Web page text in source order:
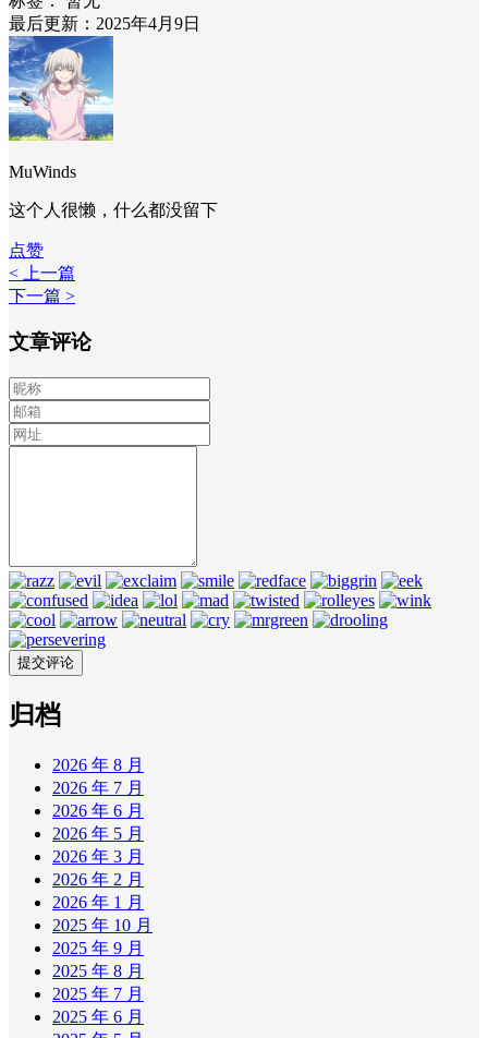
最后更新：2025年4月9日
MuWinds
这个人很懒，什么都没留下
点赞
< 上一篇
下一篇 >
文章评论
归档
2026 年 8 月
2026 年 7 月
2026 年 6 月
2026 年 5 月
2026 年 3 月
2026 年 2 月
2026 年 1 月
2025 年 10 月
2025 年 9 月
2025 年 8 月
2025 年 7 月
2025 年 6 月